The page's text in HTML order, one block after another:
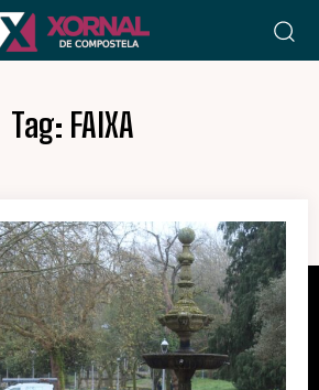
Tag: FAIXA